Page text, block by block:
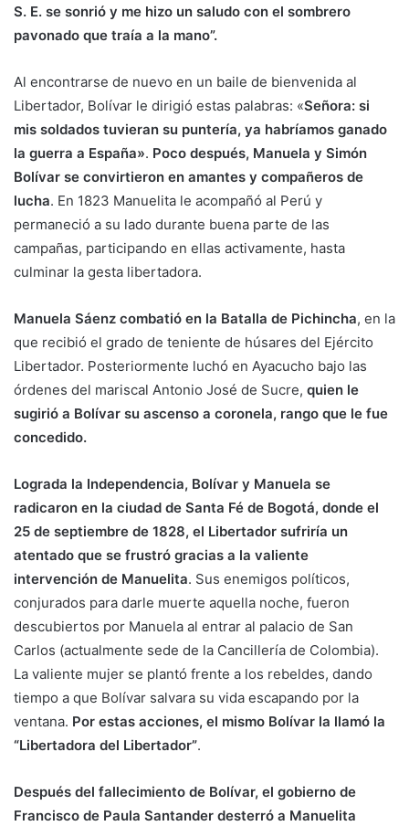
S. E. se sonrió y me hizo un saludo con el sombrero
pavonado que traía a la mano”.
Al encontrarse de nuevo en un baile de bienvenida al
Libertador, Bolívar le dirigió estas palabras: «Señora: si
mis soldados tuvieran su puntería, ya habríamos ganado
la guerra a España». Poco después, Manuela y Simón
Bolívar se convirtieron en amantes y compañeros de
lucha. En 1823 Manuelita le acompañó al Perú y
permaneció a su lado durante buena parte de las
campañas, participando en ellas activamente, hasta
culminar la gesta libertadora.
Manuela Sáenz combatió en la Batalla de Pichincha, en la
que recibió el grado de teniente de húsares del Ejército
Libertador. Posteriormente luchó en Ayacucho bajo las
órdenes del mariscal Antonio José de Sucre, quien le
sugirió a Bolívar su ascenso a coronela, rango que le fue
concedido.
Lograda la Independencia, Bolívar y Manuela se
radicaron en la ciudad de Santa Fé de Bogotá, donde el
25 de septiembre de 1828, el Libertador sufriría un
atentado que se frustró gracias a la valiente
intervención de Manuelita. Sus enemigos políticos,
conjurados para darle muerte aquella noche, fueron
descubiertos por Manuela al entrar al palacio de San
Carlos (actualmente sede de la Cancillería de Colombia).
La valiente mujer se plantó frente a los rebeldes, dando
tiempo a que Bolívar salvara su vida escapando por la
ventana. Por estas acciones, el mismo Bolívar la llamó la
“Libertadora del Libertador”.
Después del fallecimiento de Bolívar, el gobierno de
Francisco de Paula Santander desterró a Manuelita